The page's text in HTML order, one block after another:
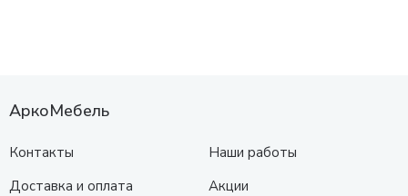
АркоМебель
Контакты
Доставка и оплата
Наши работы
Акции